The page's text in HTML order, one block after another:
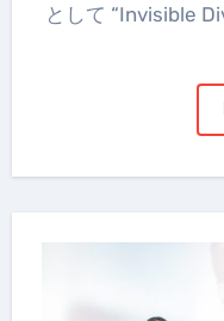
として “Invisible